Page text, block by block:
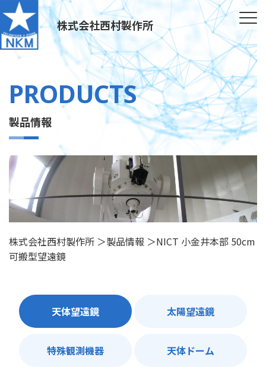
株式会社西村製作所
PRODUCTS
製品情報
株式会社西村製作所 ＞製品情報 ＞NICT 小金井本部 50cm
可搬型望遠鏡
天体望遠鏡 太陽望遠鏡
特殊観測機器 天体ドーム